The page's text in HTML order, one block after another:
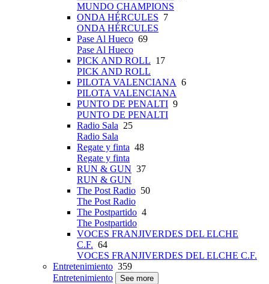
MUNDO CHAMPIONS
ONDA HÉRCULES 7
ONDA HÉRCULES
Pase Al Hueco 69
Pase Al Hueco
PICK AND ROLL 17
PICK AND ROLL
PILOTA VALENCIANA 6
PILOTA VALENCIANA
PUNTO DE PENALTI 9
PUNTO DE PENALTI
Radio Sala 25
Radio Sala
Regate y finta 48
Regate y finta
RUN & GUN 37
RUN & GUN
The Post Radio 50
The Post Radio
The Postpartido 4
The Postpartido
VOCES FRANJIVERDES DEL ELCHE
C.F. 64
VOCES FRANJIVERDES DEL ELCHE C.F.
Entretenimiento 359
Entretenimiento
See more